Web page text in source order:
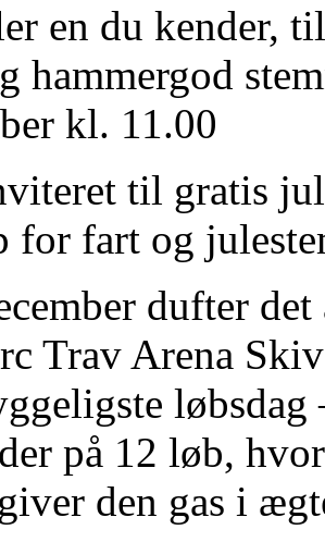
en du kender,
hammergod
kl. 11.00
til gratis
for fart og
dufter
Trav Arena
på 12 løb,
den gas i